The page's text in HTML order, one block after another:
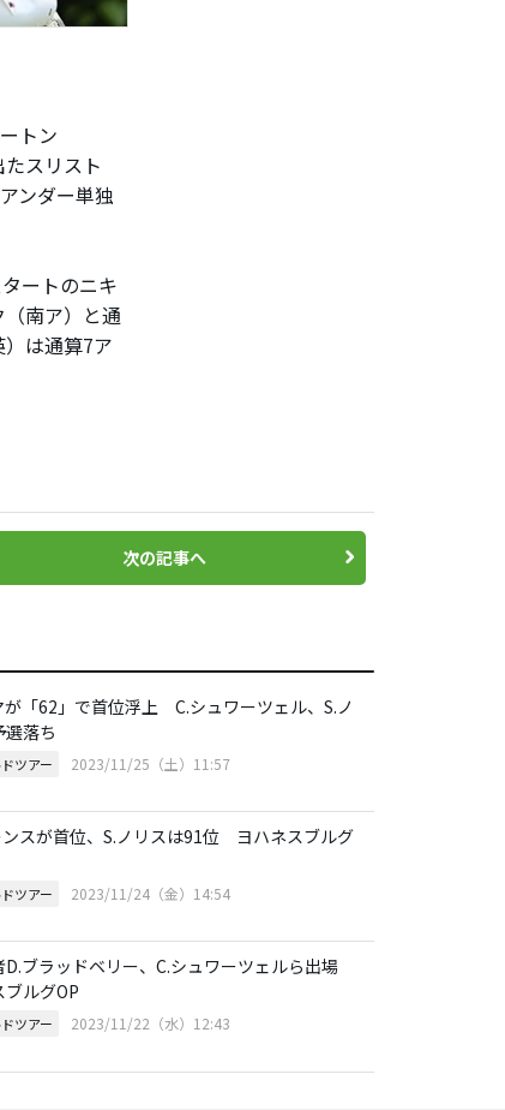
トン
スリスト
ンダー単独
ートのニキ
南ア）と通
は通算7ア
次の記事へ
が「62」で首位浮上 C.シュワーツェル、S.ノ
選落ち
ツアー 2023/11/25（土）11:57
ンスが首位、S.ノリスは91位 ヨハネスブルグ
ツアー 2023/11/24（金）14:54
D.ブラッドベリー、C.シュワーツェルら出場
ブルグOP
ツアー 2023/11/22（水）12:43